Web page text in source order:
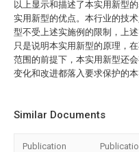
以上显示和描述了本实用新型
实用新型的优点。本行业的技
型不受上述实施例的限制，上
只是说明本实用新型的原理，
范围的前提下，本实用新型还
变化和改进都落入要求保护的本
Similar Documents
Publication